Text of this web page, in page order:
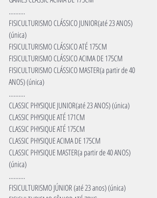
……….
FISICULTURISMO CLÁSSICO JUNIOR(até 23 ANOS)
(única)
FISICULTURISMO CLÁSSICO ATÉ 175CM
FISICULTURISMO CLÁSSICO ACIMA DE 175CM
FISICULTURISMO CLÁSSICO MASTER(a partir de 40
ANOS) (única)
……….
CLASSIC PHYSIQUE JUNIOR(até 23 ANOS) (única)
CLASSIC PHYSIQUE ATÉ 171CM
CLASSIC PHYSIQUE ATÉ 175CM
CLASSIC PHYSIQUE ACIMA DE 175CM
CLASSIC PHYSIQUE MASTER(a partir de 40 ANOS)
(única)
……….
FISICULTURISMO JÚNIOR (até 23 anos) (única)